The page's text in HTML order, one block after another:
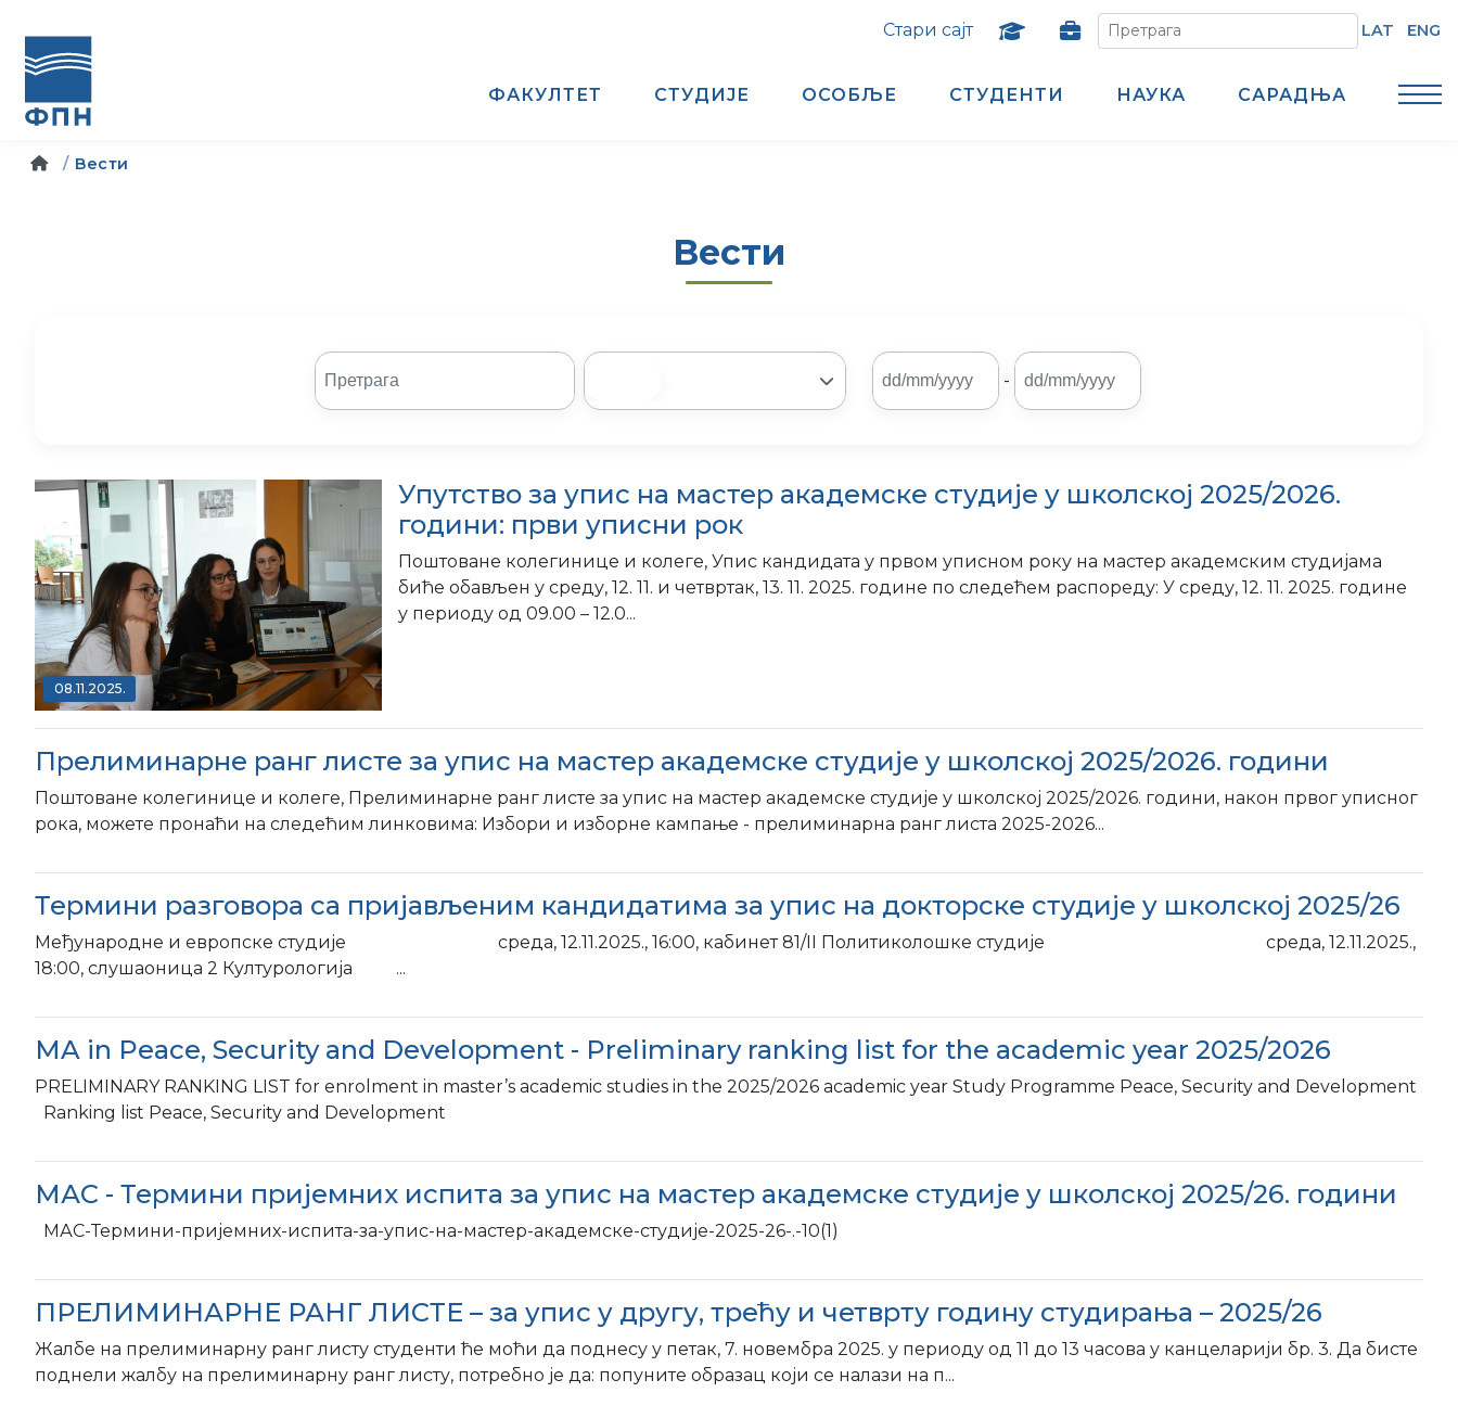
Стари сајт LAT ENG
ФАКУЛТЕТ СТУДИЈЕ ОСОБЉЕ СТУДЕНТИ НАУКА САРАДЊА
Вести
Вести
-
08.11.2025.
Упутство за упис на мастер академске студије у школској 2025/2026.
години: први уписни рок
Поштоване колегинице и колеге, Упис кандидата у првом уписном року на мастер академским студијама
биће обављен у среду, 12. 11. и четвртак, 13. 11. 2025. године по следећем распореду: У среду, 12. 11. 2025. године
у периоду од 09.00 – 12.0...
Прелиминарне ранг листе за упис на мастер академске студије у школској 2025/2026. години
Поштоване колегинице и колеге, Прелиминарне ранг листе за упис на мастер академске студије у школској 2025/2026. години, након првог уписног
рока, можете пронаћи на следећим линковима: Избори и изборне кампање - прелиминарна ранг листа 2025-2026...
Термини разговора са пријављеним кандидатима за упис на докторске студије у школској 2025/26
Међународне и европске студије среда, 12.11.2025., 16:00, кабинет 81/II Политиколошке студије среда, 12.11.2025.,
18:00, слушаоница 2 Културологија ...
MA in Peace, Security and Development - Preliminary ranking list for the academic year 2025/2026
PRELIMINARY RANKING LIST for enrolment in master’s academic studies in the 2025/2026 academic year Study Programme Peace, Security and Development
Ranking list Peace, Security and Development
МАС - Термини пријемних испита за упис на мастер академске студије у школској 2025/26. години
МАС-Термини-пријемних-испита-за-упис-на-мастер-академске-студије-2025-26-.-10(1)
ПРЕЛИМИНАРНЕ РАНГ ЛИСТЕ – за упис у другу, трећу и четврту годину студирања – 2025/26
Жалбе на прелиминарну ранг листу студенти ће моћи да поднесу у петак, 7. новембра 2025. у периоду од 11 до 13 часова у канцеларији бр. 3. Да бисте
поднели жалбу на прелиминарну ранг листу, потребно је да: попуните образац који се налази на п...